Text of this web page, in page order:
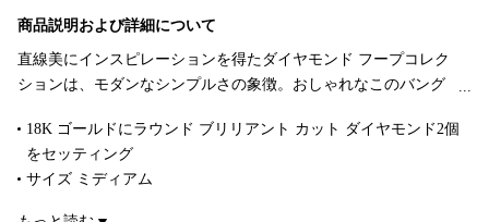
商品説明および詳細について
直線美にインスピレーションを得たダイヤモンド フープコレク
ションは、モダンなシンプルさの象徴。おしゃれなこのバング
ントが際立ちます。
18K ゴールドにラウンド ブリリアント カット ダイヤモンド2個
をセッティング
サイズ ミディアム